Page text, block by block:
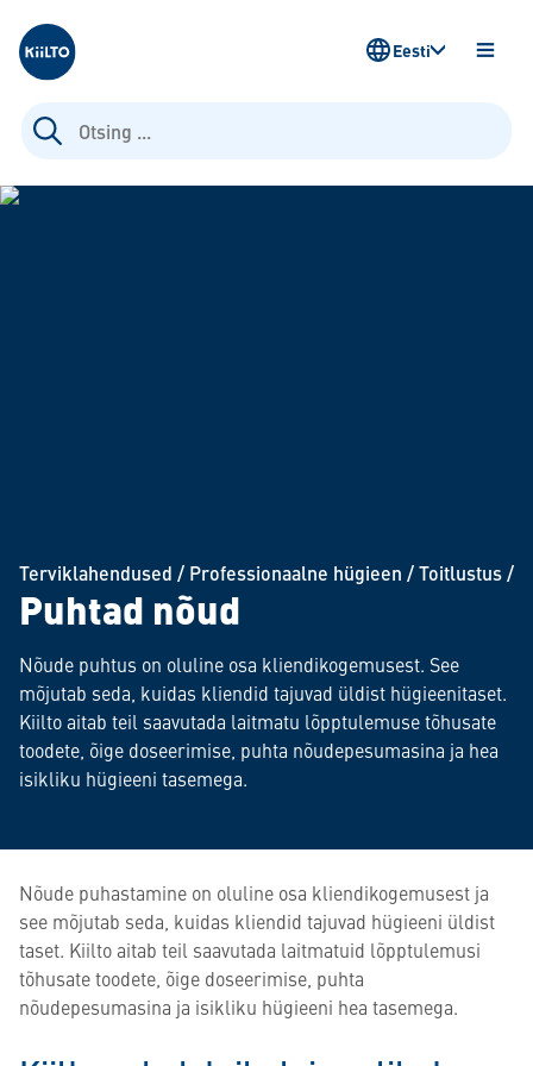
Kiilto Estonia
Otsi:
AVA
Eesti
Terviklahendused / Professionaalne hügieen /Toitlustus/
Puhtad nõud
Nõude puhtus on oluline osa kliendikogemusest. See
mõjutab seda, kuidas kliendid tajuvad üldist hügieenitaset.
Kiilto aitab teil saavutada laitmatu lõpptulemuse tõhusate
toodete, õige doseerimise, puhta nõudepesumasina ja hea
isikliku hügieeni tasemega.
Nõude puhastamine on oluline osa kliendikogemusest ja
see mõjutab seda, kuidas kliendid tajuvad hügieeni üldist
taset. Kiilto aitab teil saavutada laitmatuid lõpptulemusi
tõhusate toodete, õige doseerimise, puhta
nõudepesumasina ja isikliku hügieeni hea tasemega.